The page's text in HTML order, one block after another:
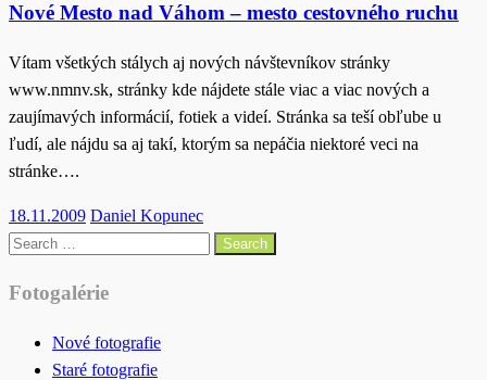
Nové Mesto nad Váhom – mesto cestovného ruchu
Vítam všetkých stálych aj nových návštevníkov stránky
www.nmnv.sk, stránky kde nájdete stále viac a viac nových a
zaujímavých informácií, fotiek a videí. Stránka sa teší obľube u
ľudí, ale nájdu sa aj takí, ktorým sa nepáčia niektoré veci na
stránke….
Posted
on
18.11.2009 Daniel Kopunec
Search
Fotogalérie
Nové fotografie
Staré fotografie